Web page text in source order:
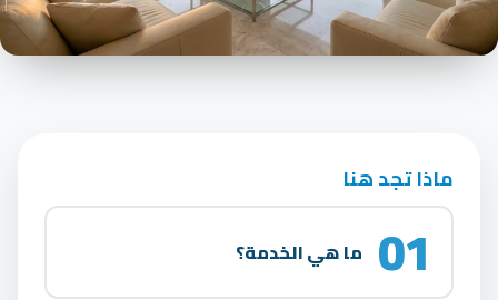
ماذا تجد هنا
01 ما هي الخدمة؟